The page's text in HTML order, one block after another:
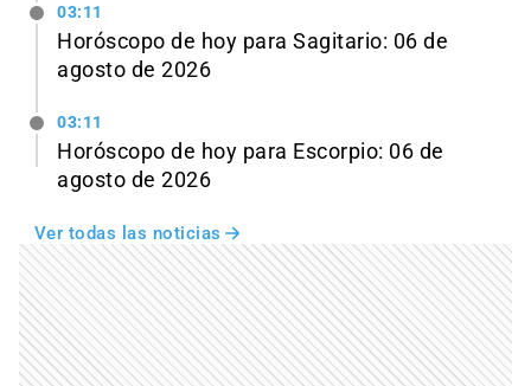
03:11
Horóscopo de hoy para Sagitario: 06 de
agosto de 2026
03:11
Horóscopo de hoy para Escorpio: 06 de
agosto de 2026
Ver todas las noticias